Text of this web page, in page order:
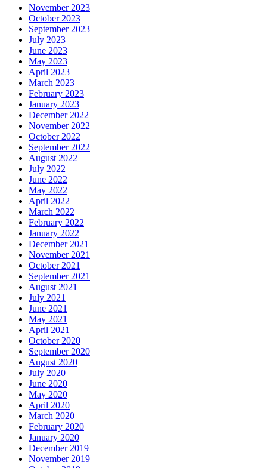
November 2023
October 2023
September 2023
July 2023
June 2023
May 2023
April 2023
March 2023
February 2023
January 2023
December 2022
November 2022
October 2022
September 2022
August 2022
July 2022
June 2022
May 2022
April 2022
March 2022
February 2022
January 2022
December 2021
November 2021
October 2021
September 2021
August 2021
July 2021
June 2021
May 2021
April 2021
October 2020
September 2020
August 2020
July 2020
June 2020
May 2020
April 2020
March 2020
February 2020
January 2020
December 2019
November 2019